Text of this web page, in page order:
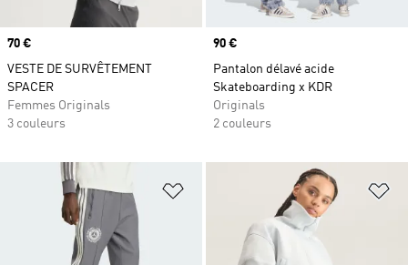
Prix
70 €
VESTE DE SURVÊTEMENT
SPACER
Femmes Originals
3 couleurs
Prix
90 €
Pantalon délavé acide
Skateboarding x KDR
Originals
2 couleurs
Ajouter à la Liste de produits